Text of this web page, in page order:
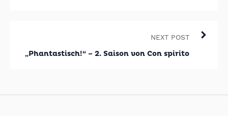
NEXT POST
„Phantastisch!“ – 2. Saison von Con spirito